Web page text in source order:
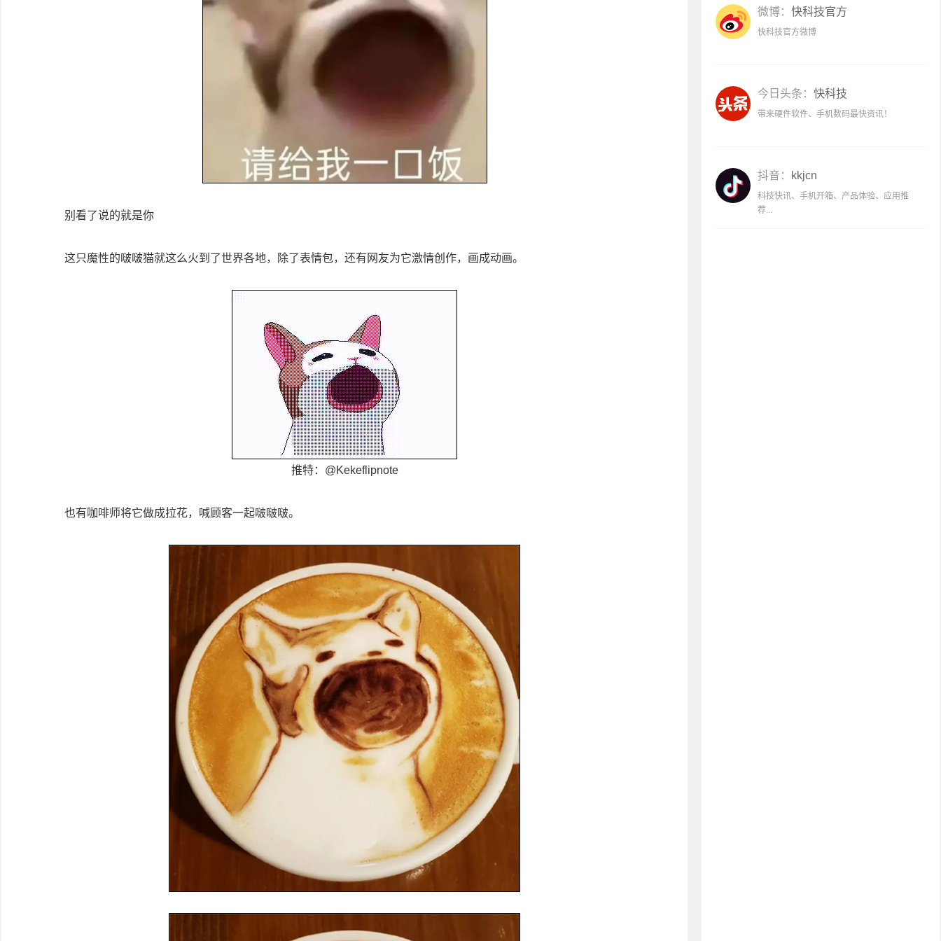
别看了说的就是你
这只魔性的啵啵猫就这么火到了世界各地，除了表情包，还有网友为它激情创作，画成动画。
推特：@Kekeflipnote
也有咖啡师将它做成拉花，喊顾客一起啵啵啵。
微博： 快科技官方
快科技官方微博
今日头条： 快科技
带来硬件软件、手机数码最快资讯！
抖音： kkjcn
科技快讯、手机开箱、产品体验、应用推
荐...